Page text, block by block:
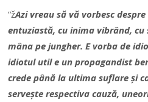
“žAzi vreau să vă vorbesc
entuziastă, cu inima vibrând,
mâna pe jungher. E vorba de
idiotul util e un propagandist
crede până la ultima suflare și
servește respectiva cauză,